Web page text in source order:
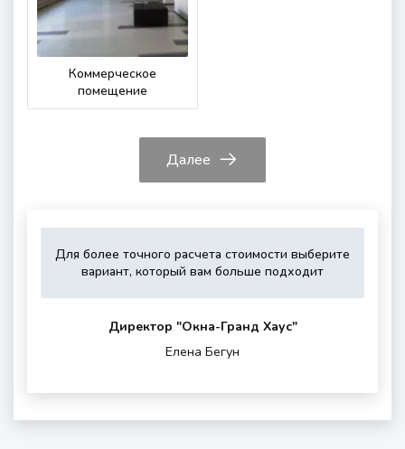
Коммерческое
помещение
Далее
Для более точного расчета стоимости выберите
вариант, который вам больше подходитУкажите,
Выберите,
Это
шумности
окном
Укажите
Директор "Oкна-Гранд Хаус"
Елена Бегун